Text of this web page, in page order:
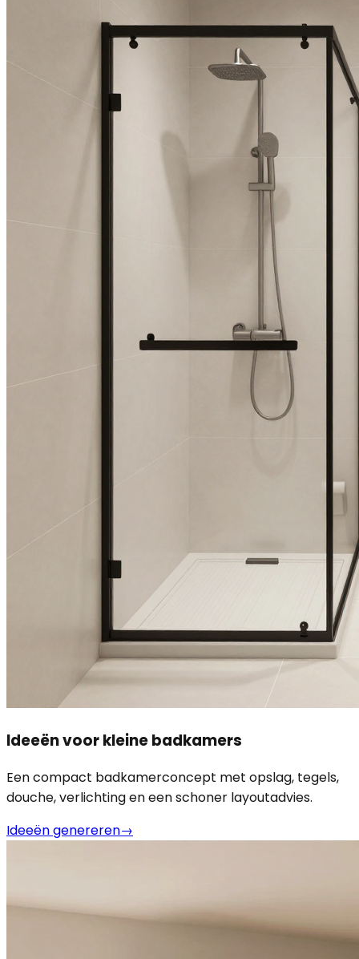
Ideeën voor kleine badkamers
Een compact badkamerconcept met opslag, tegels,
douche, verlichting en een schoner layoutadvies.
Ideeën genereren→